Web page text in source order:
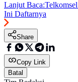
Lanjut Baca:
Ini Daftarnya
Share
Copy Link
Batal